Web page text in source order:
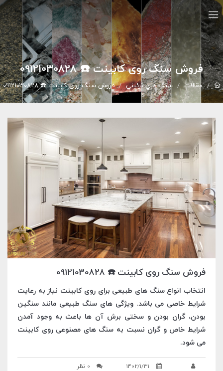
فروش سنگ روی کابینت ☎️ 09121030828
مقالات سنگ هاي تزئيني فروش سنگ روی کابینت ☎️ 09121030828
فروش سنگ روی کابینت ☎️ 09121030828
انتخاب انواع سنگ های طبیعی برای روی کابینت نیاز به رعایت
شرایط خاصی می باشد. ویژگی های سنگ طبیعی مانند سنگین
بودن، گران بودن و سختی برش آن ها باعث به وجود آمدن
شرایط خاص و گران نسبت به سنگ های مصنوعی روی کابینت
می شود.
1402/1/31 0 نظر